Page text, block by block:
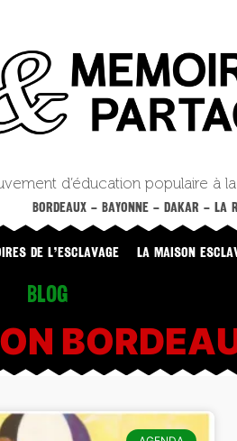
d’éducation populaire à
BORDEAUX – BAYONNE – DAKAR – LA
DE L’ESCLAVAGE LA MAISON
Blog